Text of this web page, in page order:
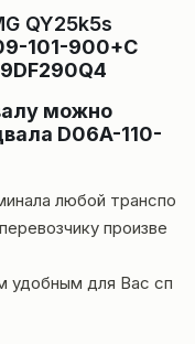
QY25k5s
101-900+C
можно
D06A-110-
любой транспо
произве
удобным для Вас сп